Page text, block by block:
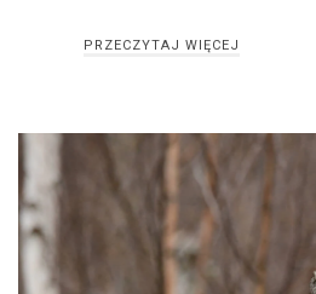
PRZECZYTAJ WIĘCEJ